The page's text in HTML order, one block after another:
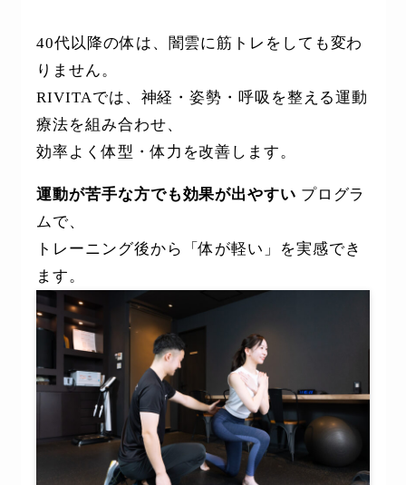
40代以降の体は、闇雲に筋トレをしても変わ
りません。
RIVITAでは、神経・姿勢・呼吸を整える運動
療法を組み合わせ、
効率よく体型・体力を改善します。
運動が苦手な方でも効果が出やすい プログラ
ムで、
トレーニング後から「体が軽い」を実感でき
ます。